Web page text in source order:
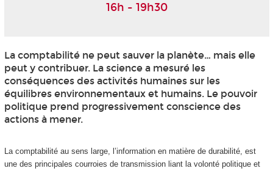
16h - 19h30
La comptabilité ne peut sauver la planète… mais elle
peut y contribuer. La science a mesuré les
conséquences des activités humaines sur les
équilibres environnementaux et humains. Le pouvoir
politique prend progressivement conscience des
actions à mener.
La comptabilité au sens large, l’information en matière de durabilité, est
une des principales courroies de transmission liant la volonté politique et